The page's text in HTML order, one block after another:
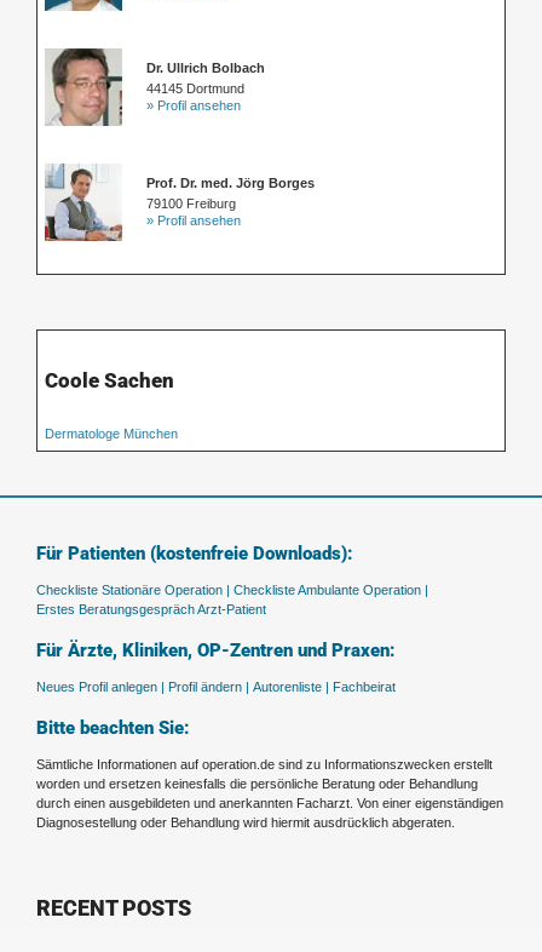
Dr. Ullrich Bolbach
44145 Dortmund
» Profil ansehen
Prof. Dr. med. Jörg Borges
79100 Freiburg
» Profil ansehen
Coole Sachen
Dermatologe München
Für Patienten (kostenfreie Downloads):
Checkliste Stationäre Operation | Checkliste Ambulante Operation |
Erstes Beratungsgespräch Arzt-Patient
Für Ärzte, Kliniken, OP-Zentren und Praxen:
Neues Profil anlegen | Profil ändern | Autorenliste | Fachbeirat
Bitte beachten Sie:
Sämtliche Informationen auf operation.de sind zu Informationszwecken erstellt
worden und ersetzen keinesfalls die persönliche Beratung oder Behandlung
durch einen ausgebildeten und anerkannten Facharzt. Von einer eigenständigen
Diagnosestellung oder Behandlung wird hiermit ausdrücklich abgeraten.
RECENT POSTS